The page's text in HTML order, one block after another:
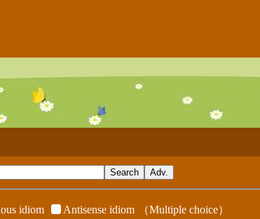
idiom Antisense idiom （Multiple choice）